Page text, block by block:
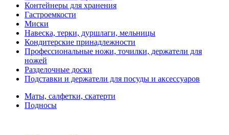
Контейнеры для хранения
Гастроемкости
Миски
Навеска, терки, дуршлаги, мельницы
Кондитерские принадлежности
Профессиональные ножи, точилки, держатели для
ножей
Разделочные доски
Подставки и держатели для посуды и аксессуаров
Маты, салфетки, скатерти
Подносы